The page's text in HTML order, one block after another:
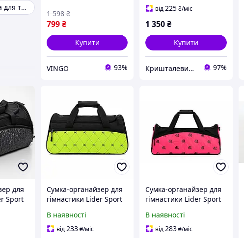
Hayabusa сумка для тренажерного залу
799₴
1 598 ₴
Купити
VINGO 93%
від225₴/міс
1 350₴
Купити
Кришталевий черевичок 97%
для
Sport
Сумка-органайзер для
гімнастики Lider Sport
В наявності
від233₴/міс
Сумка-органайзер для
гімнастики Lider Sport
В наявності
від283₴/міс